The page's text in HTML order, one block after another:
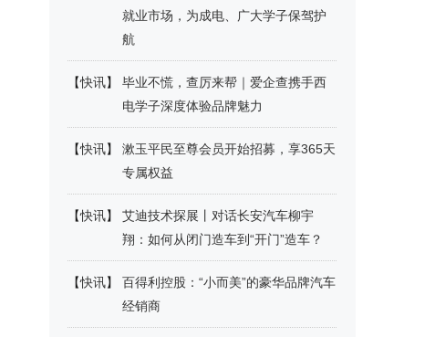
就业市场，为成电、广大学子保驾护
航
【快讯】
毕业不慌，查厉来帮｜爱企查携手西
电学子深度体验品牌魅力
【快讯】
漱玉平民至尊会员开始招募，享365天
专属权益
【快讯】
艾迪技术探展丨对话长安汽车柳宇
翔：如何从闭门造车到“开门”造车？
【快讯】
百得利控股：“小而美”的豪华品牌汽车
经销商